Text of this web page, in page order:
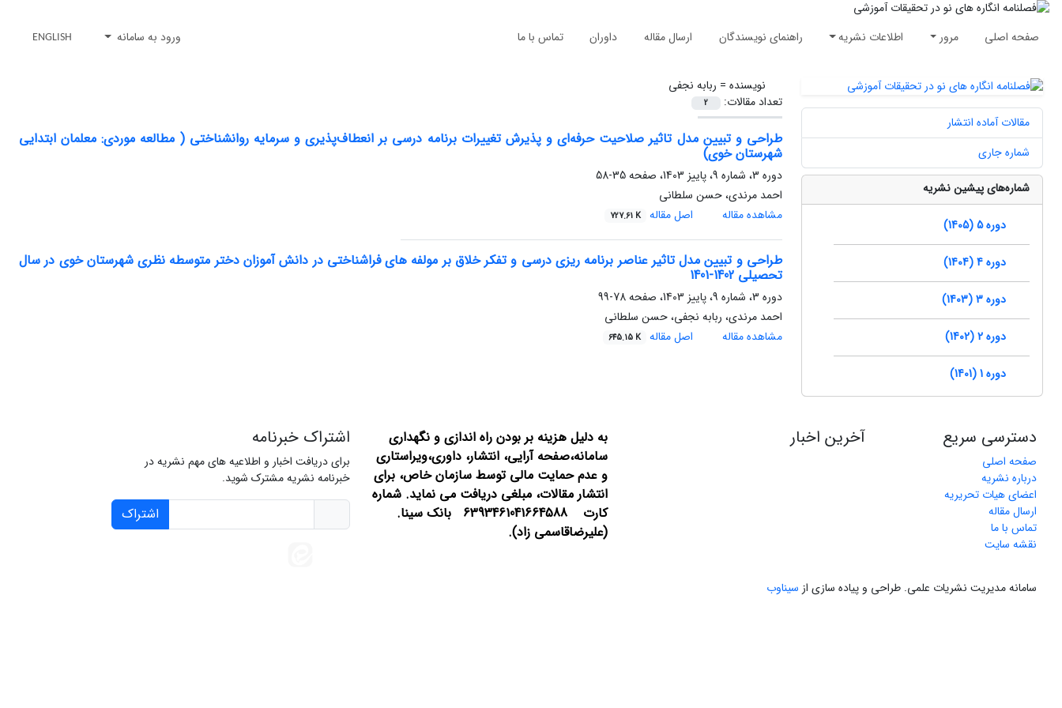
صفحه اصلی مرور اطلاعات نشریه راهنمای نویسندگان ارسال مقاله داوران تماس با ما ورود به سامانه ENGLISH
نویسنده = ربابه نجفی
تعداد مقالات:
2
طراحی و تبیین مدل تاثیر صلاحیت حرفه‌ای و پذیرش تغییرات برنامه درسی بر انعطاف‌پذیری و سرمایه روانشناختی ( مطالعه موردی: معلمان ابتدایی
شهرستان خوی)
دوره 3، شماره 9، پاییز 1403، صفحه
35-58
احمد مرندی، حسن سلطانی
مشاهده مقاله
اصل مقاله 727.61 K
طراحی و تبیین مدل تاثیر عناصر برنامه ریزی درسی و تفکر خلاق بر مولفه های فراشناختی در دانش آموزان دختر متوسطه نظری شهرستان خوی در سال
تحصیلی 1402-1401
دوره 3، شماره 9، پاییز 1403، صفحه
78-99
احمد مرندی، ربابه نجفی، حسن سلطانی
مشاهده مقاله
اصل مقاله 645.15 K
مقالات آماده انتشار
شماره جاری
شماره‌های پیشین نشریه
دوره 5 (1405)
دوره 4 (1404)
دوره 3 (1403)
دوره 2 (1402)
دوره 1 (1401)
دسترسی سریع
صفحه اصلی
درباره نشریه
اعضای هیات تحریریه
ارسال مقاله
تماس با ما
نقشه سایت
آخرین اخبار
به دلیل هزینه بر بودن راه اندازی و نگهداری
سامانه،صفحه آرایی، انتشار، داوری،ویراستاری
و عدم حمایت مالی توسط سازمان خاص، برای
انتشار مقالات، مبلغی دریافت می نماید. شماره
کارت 6393461041664588 بانک سینا.
(علیرضاقاسمی زاد).
اشتراک خبرنامه
برای دریافت اخبار و اطلاعیه های مهم نشریه در
خبرنامه نشریه مشترک شوید.
اشتراک
سامانه مدیریت نشریات علمی. طراحی و پیاده سازی از سیناوب